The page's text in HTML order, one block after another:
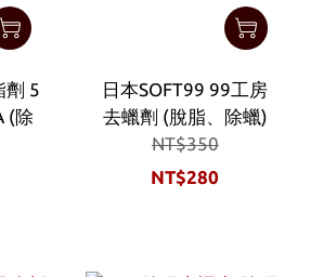
劑 5
(除
日本SOFT99 99工房
去蠟劑 (脫脂、除蠟)
NT$350
NT$280